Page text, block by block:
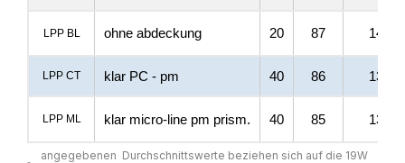
LPP BL ohne abdeckung 20 87 141
LPP CT klar PC - pm 40 86 138
LPP ML klar micro-line pm prism. 40 85 137
angegebenen Durchschnittswerte beziehen sich auf die 19W